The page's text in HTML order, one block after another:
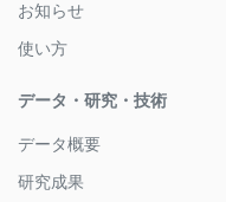
お知らせ
使い方
データ・研究・技術
データ概要
研究成果